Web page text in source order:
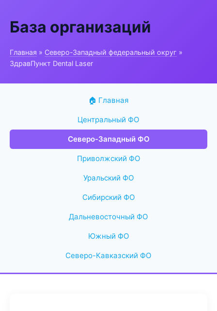
База организаций
Главная » Северо-Западный федеральный округ »
ЗдравПункт Dental Laser
🏠 Главная
Центральный ФО
Северо-Западный ФО
Приволжский ФО
Уральский ФО
Сибирский ФО
Дальневосточный ФО
Южный ФО
Северо-Кавказский ФО